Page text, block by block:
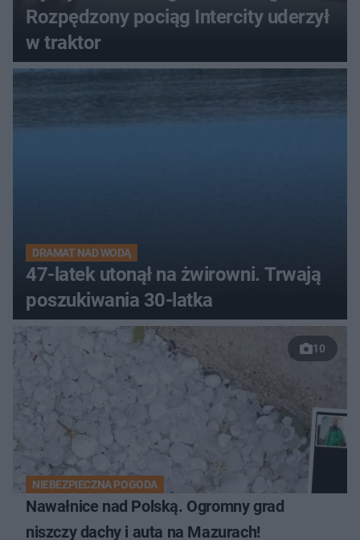
Rozpędzony pociąg Intercity uderzył
w traktor
DRAMAT NAD WODĄ
47-latek utonął na żwirowni. Trwają
poszukiwania 30-latka
10
NIEBEZPIECZNA POGODA
Nawałnice nad Polską. Ogromny grad
niszczy dachy i auta na Mazurach!